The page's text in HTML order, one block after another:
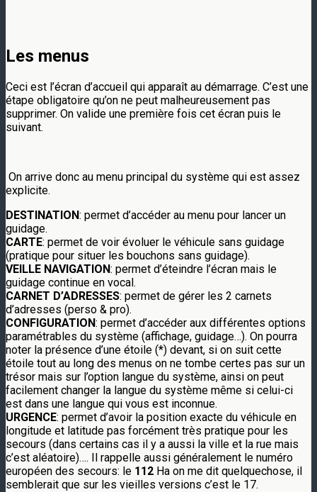
Les menus
Ceci est l’écran d’accueil qui apparaît au démarrage. C’est une
étape obligatoire qu’on ne peut malheureusement pas
supprimer. On valide une première fois cet écran puis le
suivant.
On arrive donc au menu principal du système qui est assez
explicite.
DESTINATION: permet d’accéder au menu pour lancer un
guidage.
CARTE: permet de voir évoluer le véhicule sans guidage
(pratique pour situer les bouchons sans guidage).
VEILLE NAVIGATION: permet d’éteindre l’écran mais le
guidage continue en vocal.
CARNET D’ADRESSES: permet de gérer les 2 carnets
d’adresses (perso & pro).
CONFIGURATION: permet d’accéder aux différentes options
paramétrables du système (affichage, guidage…). On pourra
noter la présence d’une étoile (*) devant, si on suit cette
étoile tout au long des menus on ne tombe certes pas sur un
trésor mais sur l’option langue du système, ainsi on peut
facilement changer la langue du système même si celui-ci
est dans une langue qui vous est inconnue.
URGENCE: permet d’avoir la position exacte du véhicule en
longitude et latitude pas forcément très pratique pour les
secours (dans certains cas il y a aussi la ville et la rue mais
c’est aléatoire)…. Il rappelle aussi généralement le numéro
européen des secours: le 112 Ha on me dit quelquechose, il
semblerait que sur les vieilles versions c’est le 17.